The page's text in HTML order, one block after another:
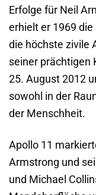
Erfolge für Neil
erhielt er 1969
die höchste zivile
seiner prächtigen
25. August 2012
sowohl in der
der Menschheit.
Apollo 11
Armstrong und
und Michael